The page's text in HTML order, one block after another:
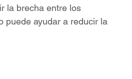
la brecha entre los
puede ayudar a reducir la